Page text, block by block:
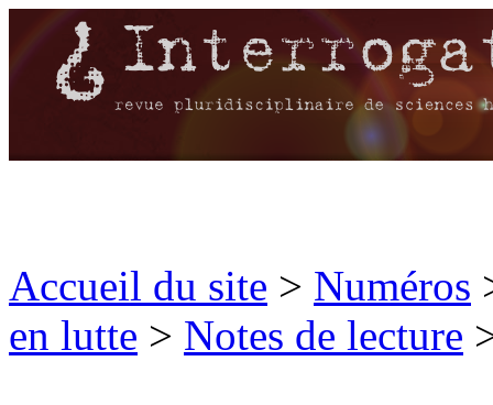
Accueil du site > Numéros
en lutte > Notes de lecture